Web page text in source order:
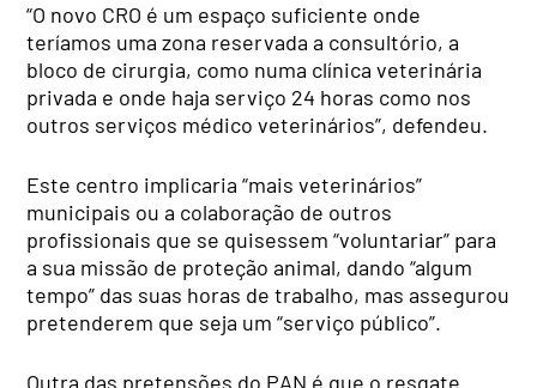
“O novo CRO é um espaço suficiente onde
teríamos uma zona reservada a consultório, a
bloco de cirurgia, como numa clínica veterinária
privada e onde haja serviço 24 horas como nos
outros serviços médico veterinários”, defendeu.
Este centro implicaria “mais veterinários”
municipais ou a colaboração de outros
profissionais que se quisessem “voluntariar” para
a sua missão de proteção animal, dando “algum
tempo” das suas horas de trabalho, mas assegurou
pretenderem que seja um “serviço público”.
Outra das pretensões do PAN é que o resgate